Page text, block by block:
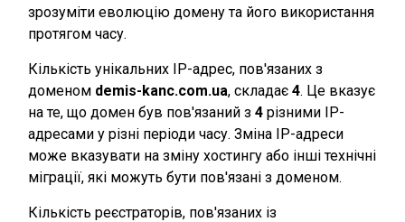
зрозуміти еволюцію домену та його використання
протягом часу.
Кількість унікальних IP-адрес, пов'язаних з
доменом demis-kanc.com.ua, складає 4. Це вказує
на те, що домен був пов'язаний з 4 різними IP-
адресами у різні періоди часу. Зміна IP-адреси
може вказувати на зміну хостингу або інші технічні
міграції, які можуть бути пов'язані з доменом.
Кількість реєстраторів, пов'язаних із